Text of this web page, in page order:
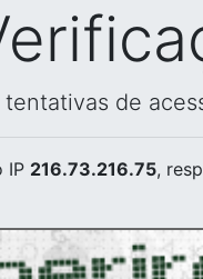
de
IP 216.73.216.75,